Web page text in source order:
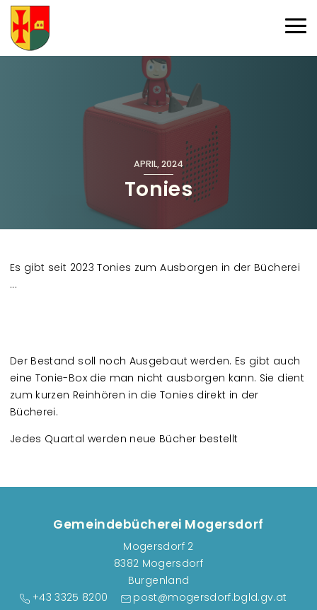
APRIL, 2024
Tonies
Es gibt seit 2023 Tonies zum Ausborgen in der Bücherei
...
Der Bestand soll noch Ausgebaut werden. Es gibt auch
eine Tonie-Box die man nicht ausborgen kann. Sie dient
zum kurzen Reinhören in die Tonies direkt in der
Bücherei.
Jedes Quartal werden neue Bücher bestellt
Gemeindebücherei Mogersdorf
Mogersdorf 2
8382 Mogersdorf
Burgenland
+43 3325 8200
post@mogersdorf.bgld.gv.at